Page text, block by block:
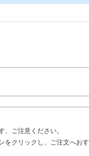
ご注意ください。
をクリックし、ご注文へおす